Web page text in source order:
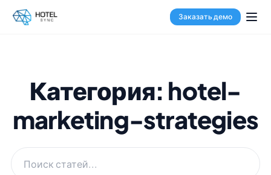
Заказать демо
Категория: hotel-
marketing-strategies